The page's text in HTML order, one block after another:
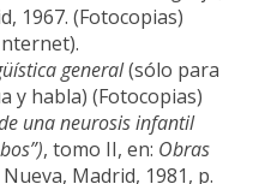
1967. (Fotocopias)
general(sólo para
y habla) (Fotocopias)
una neurosis infantil
, tomo II, en: Obras
Madrid, 1981, p.